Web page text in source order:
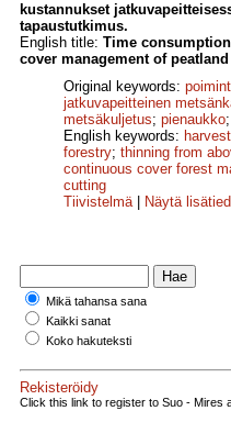
kustannukset
tapaustutkimus.
English title: Time
cover management of
Original keywords:
jatkuvapeitteinen
metsäkuljetus; pienaukko;
English keywords:
forestry; thinning from
continuous cover forest
cutting
Tiivistelmä| Näytä
Mikä tahansa sana
Kaikki sanat
Koko hakuteksti
Rekisteröidy
Click this link to register to Suo - Mires